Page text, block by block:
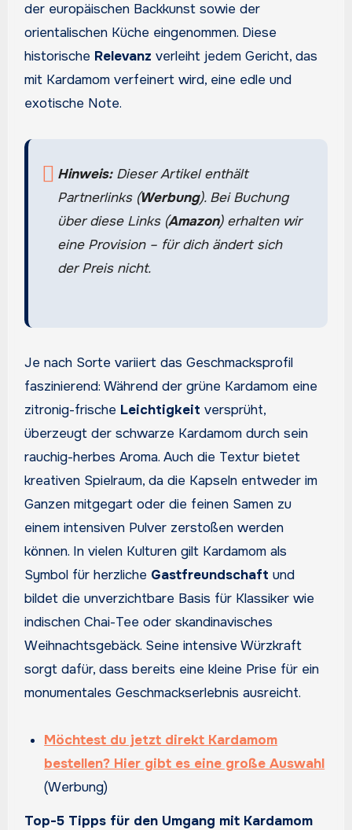
der europäischen Backkunst sowie der
orientalischen Küche eingenommen. Diese
historische Relevanz verleiht jedem Gericht, das
mit Kardamom verfeinert wird, eine edle und
exotische Note.
Hinweis:Dieser Artikel enthält
Partnerlinks (Werbung). Bei Buchung
über diese Links (Amazon) erhalten wir
eine Provision – für dich ändert sich
der Preis nicht.
Je nach Sorte variiert das Geschmacksprofil
faszinierend: Während der grüne Kardamom eine
zitronig-frische Leichtigkeit versprüht,
überzeugt der schwarze Kardamom durch sein
rauchig-herbes Aroma. Auch die Textur bietet
kreativen Spielraum, da die Kapseln entweder im
Ganzen mitgegart oder die feinen Samen zu
einem intensiven Pulver zerstoßen werden
können. In vielen Kulturen gilt Kardamom als
Symbol für herzliche Gastfreundschaft und
bildet die unverzichtbare Basis für Klassiker wie
indischen Chai-Tee oder skandinavisches
Weihnachtsgebäck. Seine intensive Würzkraft
sorgt dafür, dass bereits eine kleine Prise für ein
monumentales Geschmackserlebnis ausreicht.
Möchtest du jetzt direkt Kardamom
bestellen? Hier gibt es eine große Auswahl
(Werbung)
Top-5 Tipps für den Umgang mit Kardamom